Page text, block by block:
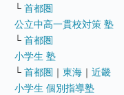
└ 首都圏
公立中高一貫校対策 塾
└ 首都圏
小学生 塾
└ 首都圏 ｜ 東海 ｜ 近畿
小学生 個別指導塾